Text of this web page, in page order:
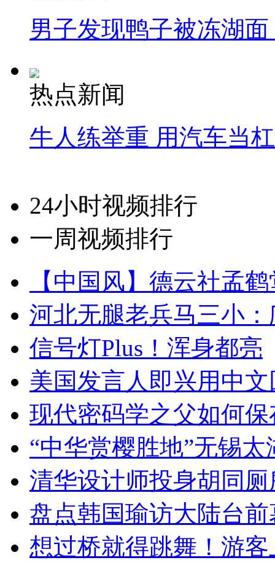
男子发现鸭子被冻湖
热点新闻
牛人练举重 用汽车当
24小时视频排行
一周视频排行
【中国风】德云社孟
河北无腿老兵马三小
信号灯Plus！浑身都亮
美国发言人即兴用中
现代密码学之父如何
“中华赏樱胜地”无锡
清华设计师投身胡同
盘点韩国瑜访大陆台
想过桥就得跳舞！游客